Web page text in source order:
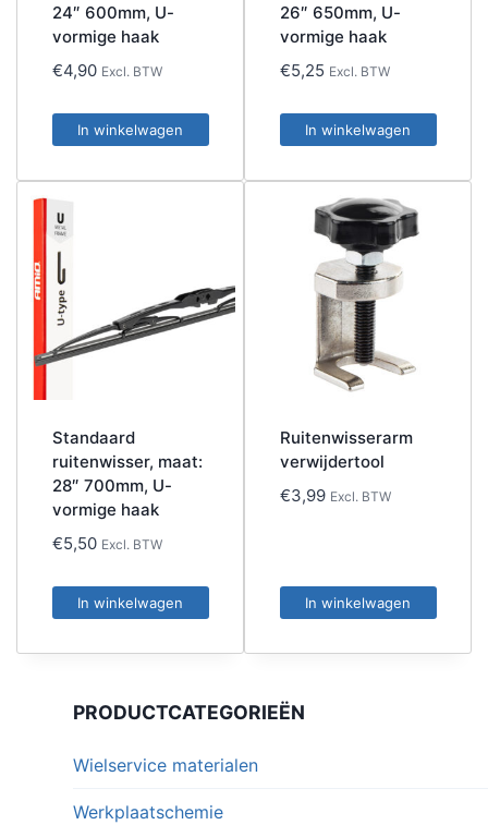
24″ 600mm, U-
vormige haak
€4,90 Excl. BTW
In winkelwagen
26″ 650mm, U-
vormige haak
€5,25 Excl. BTW
In winkelwagen
Standaard
ruitenwisser, maat:
28″ 700mm, U-
vormige haak
€5,50 Excl. BTW
In winkelwagen
Ruitenwisserarm
verwijdertool
€3,99 Excl. BTW
In winkelwagen
PRODUCTCATEGORIEËN
Wielservice materialen
Werkplaatschemie